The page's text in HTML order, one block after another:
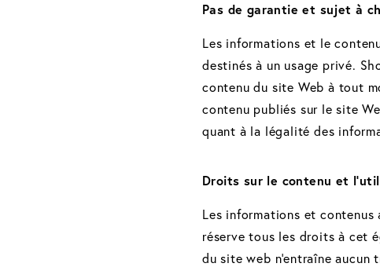
Pas de garantie et sujet à
Les informations et le
destinés à un usage privé.
contenu du site Web à tout
contenu publiés sur le site
quant à la légalité des
Droits sur le contenu et
Les informations et
réserve tous les droits à cet
du site web n'entraîne aucun